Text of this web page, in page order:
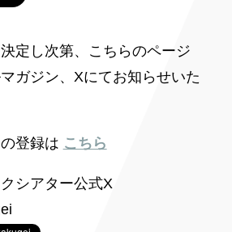
定し次第、こちらのページ
ガジン、Xにてお知らせいた
登録は こちら
シアター公式X